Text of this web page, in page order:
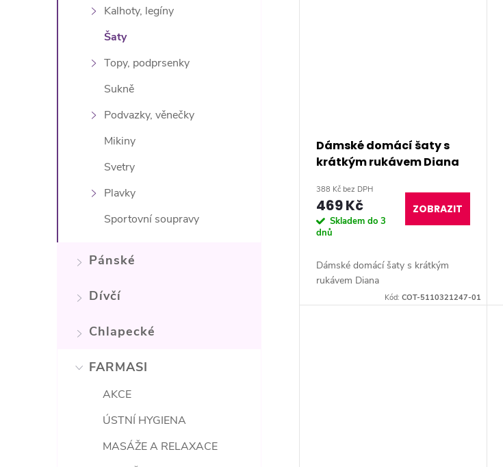
Kalhoty, legíny
Šaty
Topy, podprsenky
Sukně
Podvazky, věnečky
Mikiny
Svetry
Plavky
Sportovní soupravy
Pánské
Dívčí
Chlapecké
FARMASI
AKCE
ÚSTNÍ HYGIENA
MASÁŽE A RELAXACE
Dámské domácí šaty s
krátkým rukávem Diana
388 Kč bez DPH
469 Kč
Skladem do 3
dnů
ZOBRAZIT
Dámské domácí šaty s krátkým
rukávem Diana
Kód:COT-5110321247-01